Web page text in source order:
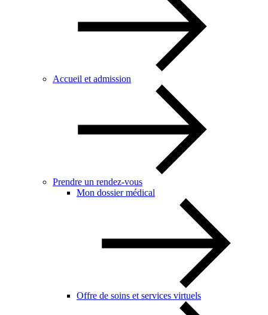
Accueil et admission
Prendre un rendez-vous
Mon dossier médical
Offre de soins et services virtuels